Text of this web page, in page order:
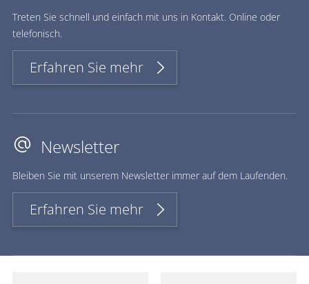
Treten Sie schnell und einfach mit uns in Kontakt. Online oder
telefonisch.
Erfahren Sie mehr
Newsletter
Bleiben Sie mit unserem Newsletter immer auf dem Laufenden.
Erfahren Sie mehr